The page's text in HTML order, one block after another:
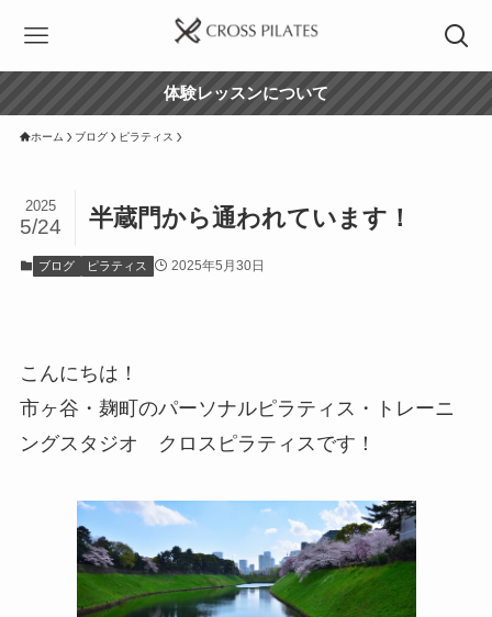
体験レッスンについて
ホーム ブログ ピラティス
半蔵門から通われています！
2025
5/24
ブログ ピラティス 2025年5月30日
こんにちは！
市ヶ谷・麹町のパーソナルピラティス・トレーニ
ングスタジオ クロスピラティスです！